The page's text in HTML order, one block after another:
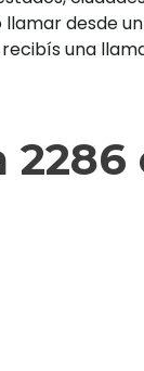
desde
una